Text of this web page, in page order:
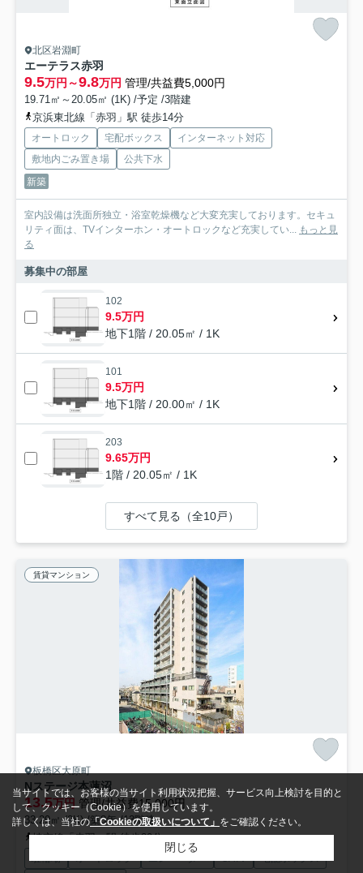
北区岩淵町
エーテラス赤羽
9.5万円～9.8万円 管理/共益費5,000円
19.71㎡～20.05㎡ (1K) /予定 /3階建
京浜東北線「赤羽」駅 徒歩14分
オートロック 宅配ボックス
インターネット対応
敷地内ごみ置き場
公共下水
新築
室内設備は洗面所独立・浴室乾燥機など大変充実しております。セキュ
リティ面は、TVインターホン・オートロックなど充実してい...
もっと見
る
募集中の部屋
102
9.5万円
地下1階 / 20.05㎡ / 1K
101
9.5万円
地下1階 / 20.00㎡ / 1K
203
9.65万円
1階 / 20.05㎡ / 1K
すべて見る（全10戸）
賃貸マンション
板橋区大原町
Nステージ本蓮沼
13.5万円管理/共益費15,000円
33.29㎡ (2K) /築8年 /13階建
埼京線「赤羽」駅 徒歩30分
当サイトでは、お客様の当サイト利用状況把握、サービス向上検討を目的と
して、クッキー（Cookie）を使用しています。
詳しくは、当社の「Cookieの取扱いについて」 をご確認ください。
閉じる